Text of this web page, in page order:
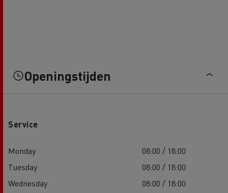
Openingstijden
Service
Monday
08:00 / 18:00
Tuesday
08:00 / 18:00
Wednesday
08:00 / 18:00